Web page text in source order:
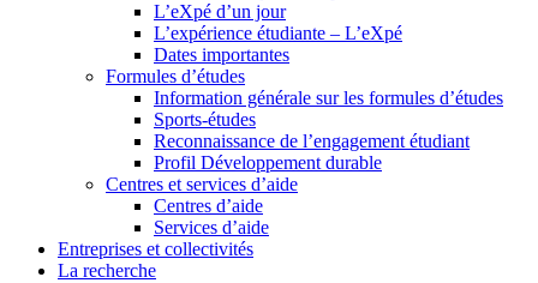
L’eXpé d’un jour
L’expérience étudiante – L’eXpé
Dates importantes
Formules d’études
Information générale sur les formules d’études
Sports-études
Reconnaissance de l’engagement étudiant
Profil Développement durable
Centres et services d’aide
Centres d’aide
Services d’aide
Entreprises et collectivités
La recherche